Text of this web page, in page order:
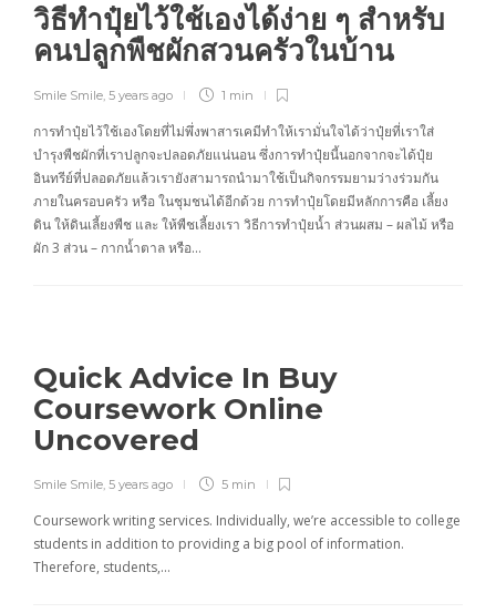
วิธีทำปุ๋ยไว้ใช้เองได้ง่าย ๆ สำหรับ
คนปลูกพืชผักสวนครัวในบ้าน
Smile Smile 5 years ago 1 min
การทำปุ๋ยไว้ใช้เองโดยที่ไม่พึ่งพาสารเคมีทำให้เรามั่นใจได้ว่าปุ๋ยที่เราใส่
บำรุงพืชผักที่เราปลูกจะปลอดภัยแน่นอน ซึ่งการทำปุ๋ยนี้นอกจากจะได้ปุ๋ย
อินทรีย์ที่ปลอดภัยแล้วเรายังสามารถนำมาใช้เป็นกิจกรรมยามว่างร่วมกัน
ภายในครอบครัว หรือ ในชุมชนได้อีกด้วย การทำปุ๋ยโดยมีหลักการคือ เลี้ยง
ดิน ให้ดินเลี้ยงพืช และ ให้พืชเลี้ยงเรา วิธีการทำปุ๋ยน้ำ ส่วนผสม – ผลไม้ หรือ
ผัก 3 ส่วน – กากน้ำตาล หรือ…
Quick Advice In Buy
Coursework Online
Uncovered
Smile Smile, 5 years ago 5 min
Coursework writing services. Individually, we’re accessible to college
students in addition to providing a big pool of information.
Therefore, students,…